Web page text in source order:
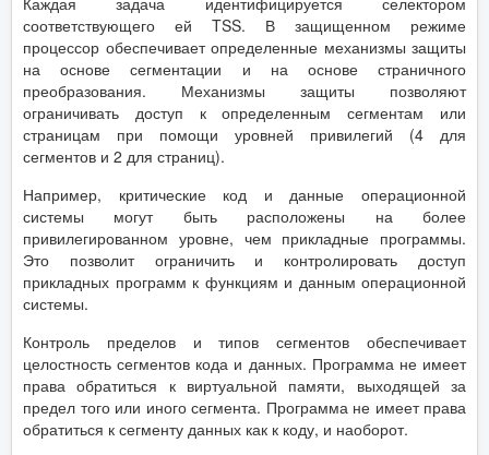
соответствующего ей TSS. В защищенном режиме
процессор обеспечивает определенные механизмы защиты
на основе сегментации и на основе страничного
преобразования. Механизмы защиты позволяют
ограничивать доступ к определенным сегментам или
страницам при помощи уровней привилегий (4 для
сегментов и 2 для страниц).
Например, критические код и данные операционной
системы могут быть расположены на более
привилегированном уровне, чем прикладные программы.
Это позволит ограничить и контролировать доступ
прикладных программ к функциям и данным операционной
системы.
Контроль пределов и типов сегментов обеспечивает
целостность сегментов кода и данных. Программа не имеет
права обратиться к виртуальной памяти, выходящей за
предел того или иного сегмента. Программа не имеет права
обратиться к сегменту данных как к коду, и наоборот.